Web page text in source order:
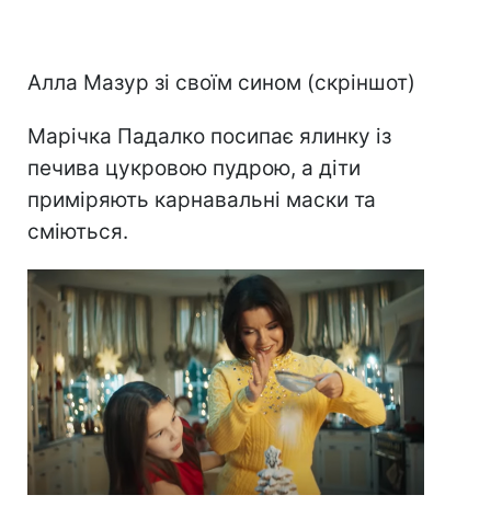
Алла Мазур зі своїм сином (скріншот)
Марічка Падалко посипає ялинку із
печива цукровою пудрою, а діти
приміряють карнавальні маски та
сміються.